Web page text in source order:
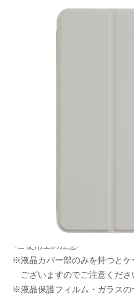
・オートスリープ機能対応。
・Apple Pencilが挿せるペンホ
<ご使用上の注意>
※液晶カバー部のみを持つとケ
ございますのでご注意くださ
※液晶保護フィルム・ガラスの